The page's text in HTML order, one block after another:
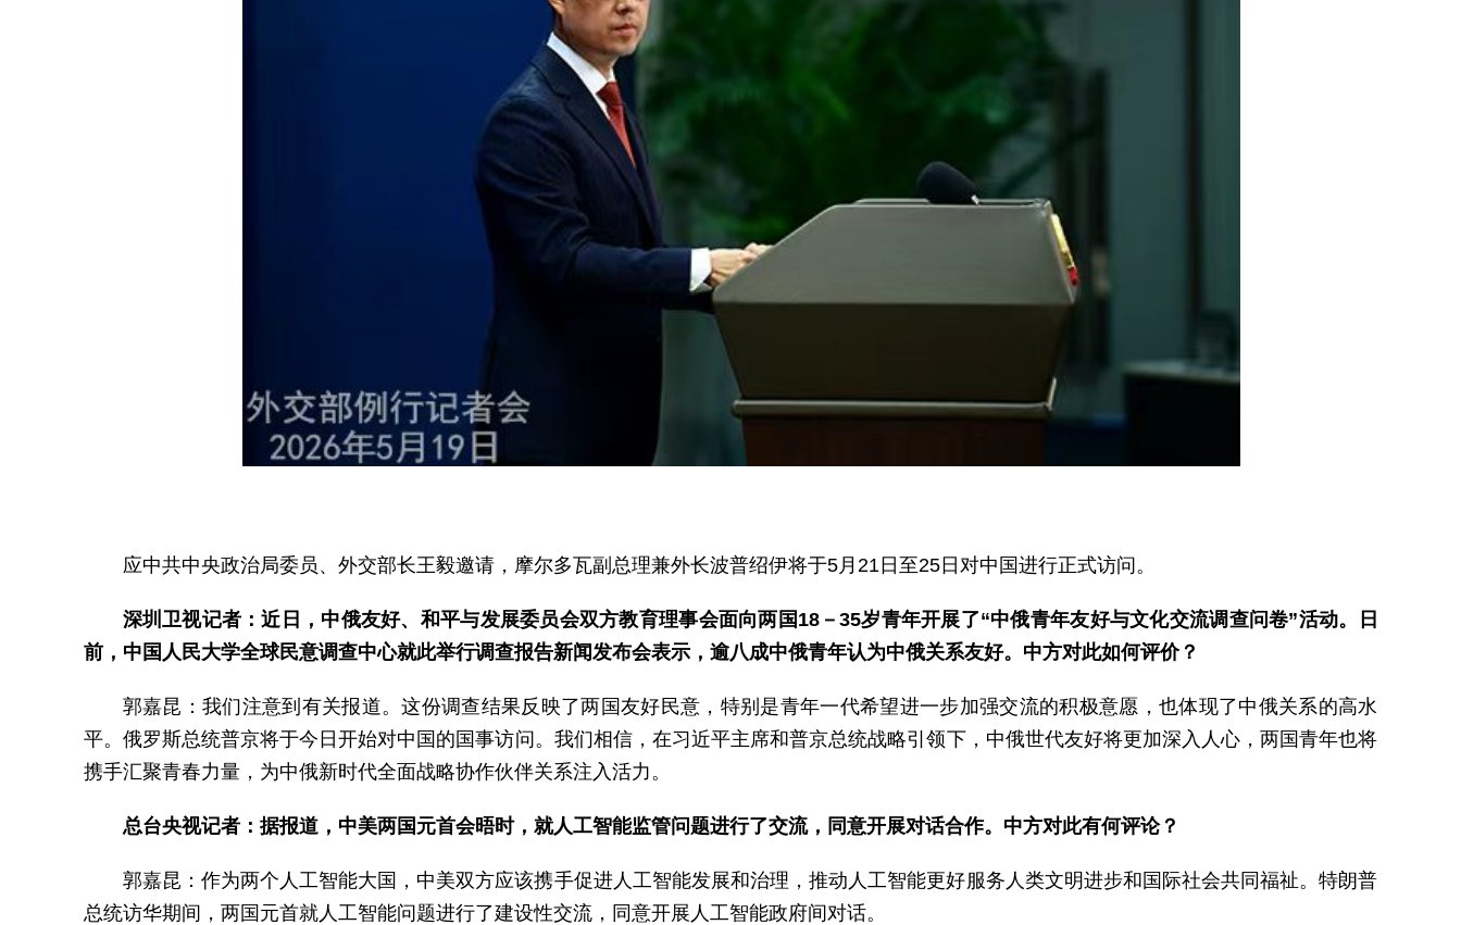
应中共中央政治局委员、外交部长王毅邀请，摩尔多瓦副总理兼外长波普绍伊将于5月21日至25日对中国进行正式访问。
深圳卫视记者：近日，中俄友好、和平与发展委员会双方教育理事会面向两国18－35岁青年开展了“中俄青年友好与文化交流调查问卷”活动。日
前，中国人民大学全球民意调查中心就此举行调查报告新闻发布会表示，逾八成中俄青年认为中俄关系友好。中方对此如何评价？
郭嘉昆：我们注意到有关报道。这份调查结果反映了两国友好民意，特别是青年一代希望进一步加强交流的积极意愿，也体现了中俄关系的高水
平。俄罗斯总统普京将于今日开始对中国的国事访问。我们相信，在习近平主席和普京总统战略引领下，中俄世代友好将更加深入人心，两国青年也将
携手汇聚青春力量，为中俄新时代全面战略协作伙伴关系注入活力。
总台央视记者：据报道，中美两国元首会晤时，就人工智能监管问题进行了交流，同意开展对话合作。中方对此有何评论？
郭嘉昆：作为两个人工智能大国，中美双方应该携手促进人工智能发展和治理，推动人工智能更好服务人类文明进步和国际社会共同福祉。特朗普
总统访华期间，两国元首就人工智能问题进行了建设性交流，同意开展人工智能政府间对话。